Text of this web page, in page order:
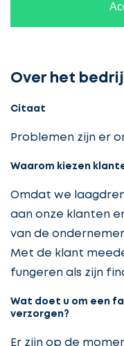
Over het
Citaat
Problemen zijn er
Waarom kiezen
Omdat we
aan onze klanten
van de
Met de klant
fungeren als zijn
Wat doet u om een
verzorgen?
Er zijn op de